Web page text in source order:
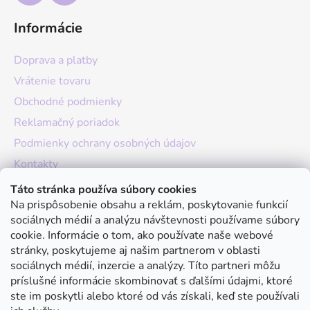
Táto stránka používa súbory cookies
Na prispôsobenie obsahu a reklám, poskytovanie funkcií
sociálnych médií a analýzu návštevnosti používame súbory
cookie. Informácie o tom, ako používate naše webové
stránky, poskytujeme aj našim partnerom v oblasti
sociálnych médií, inzercie a analýzy. Títo partneri môžu
príslušné informácie skombinovať s ďalšími údajmi, ktoré
ste im poskytli alebo ktoré od vás získali, keď ste používali
Informácie
Doprava a platby
Vrátenie tovaru
Obchodné podmienky
Reklamačný poriadok
Podmienky ochrany osobných údajov
Kontakty
O nás
Hodnotenie obchodu
Moja objednávka
Instagram